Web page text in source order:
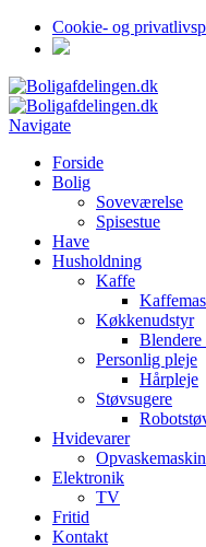
Cookie- og
Navigate
Forside
Bolig
Soveværelse
Spisestue
Have
Husholdning
Kaffe
Køkkenudstyr
Personlig pleje
Hårpleje
Støvsugere
Hvidevarer
Elektronik
TV
Fritid
Kontakt